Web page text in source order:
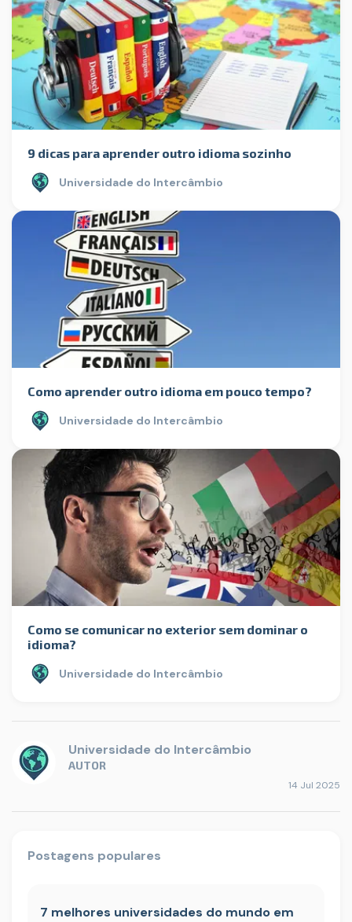
9 dicas para aprender outro idioma sozinho
Universidade do Intercâmbio
Como aprender outro idioma em pouco tempo?
Universidade do Intercâmbio
Como se comunicar no exterior sem dominar o
idioma?
Universidade do Intercâmbio
Universidade do Intercâmbio
AUTOR
14 Jul 2025
Postagens populares
7 melhores universidades do mundo em